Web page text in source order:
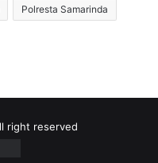
:
Polresta Samarinda
right reserved